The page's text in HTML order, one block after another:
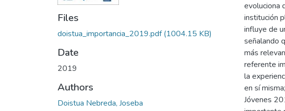
Files
doistua_importancia_2019.pdf(1004.15 KB)
Date
2019
Authors
Doistua Nebreda, Joseba
evoluciona
institución
influye de
señalando
más
referente
la
en sí
Jóvenes